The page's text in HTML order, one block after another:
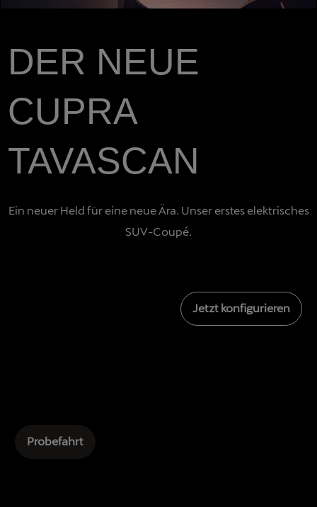
DER NEUE
CUPRA
TAVASCAN
Ein neuer Held für eine neue Ära. Unser erstes elektrisches
SUV-Coupé.
Jetzt konfigurieren
Probefahrt